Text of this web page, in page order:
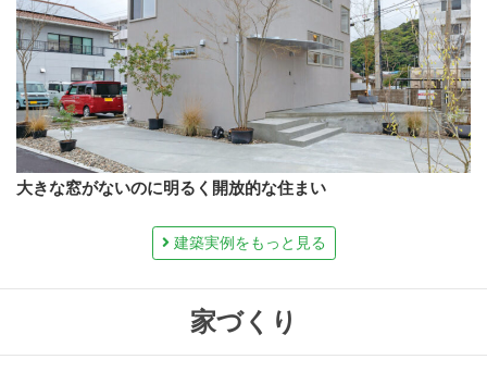
大きな窓がないのに明るく開放的な住まい
建築実例をもっと見る
家づくり